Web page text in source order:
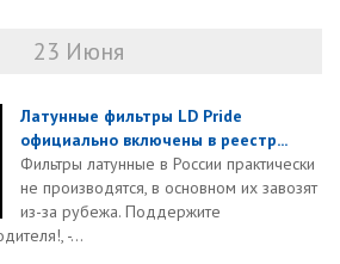
23 Июня
Латунные фильтры LD Pride
официально включены в реестр...
Фильтры латунные в России практически
не производятся, в основном их завозят
из-за рубежа. Поддержите
-...